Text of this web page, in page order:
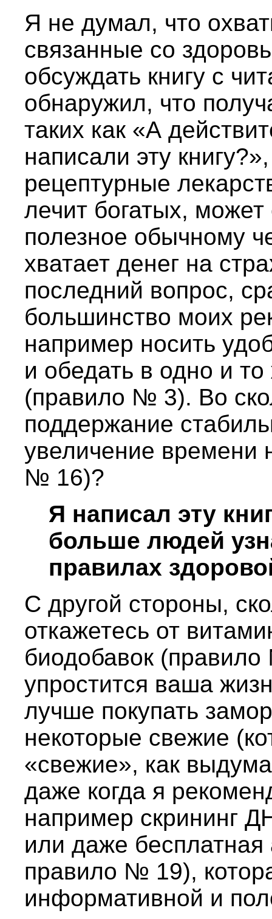
Я не думал, что
связанные со
обсуждать книгу с
обнаружил, что
таких как «А
написали эту
рецептурные
лечит богатых, может
полезное обычному
хватает денег на
последний вопрос,
большинство моих
например носить
и обедать в одно и
(правило № 3). Во
поддержание
увеличение времени
№ 16)?
Я написал эту
больше людей
правилах
С другой стороны,
откажетесь от
биодобавок
упростится ваша
лучше покупать
некоторые свежие
«свежие», как
даже когда я
например скрининг
или даже бесплатная
правило № 19),
информативной и